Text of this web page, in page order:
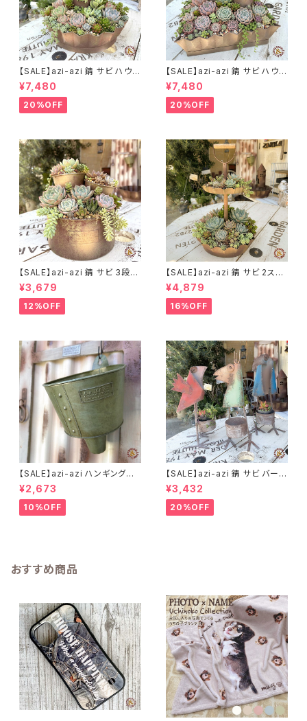
【SALE】azi-azi 錆 サビ ハウス
プランター ラウンド 訳あり 特価
送料無料
¥7,480
20%OFF
【SALE】azi-azi 錆 サビ ハウス
プランター スクエア 訳あり 特
価 送料無料
¥7,480
20%OFF
【SALE】azi-azi 錆 サビ 3段シ
ャビー プランター
¥3,679
12%OFF
【SALE】azi-azi 錆 サビ 2ステ
ップ プランター
¥4,879
16%OFF
【SALE】azi-azi ハンギングブ
リキ漏斗プランターB
¥2,673
10%OFF
【SALE】azi-azi 錆 サビ バード
メタルプランター
¥3,432
20%OFF
おすすめ商品